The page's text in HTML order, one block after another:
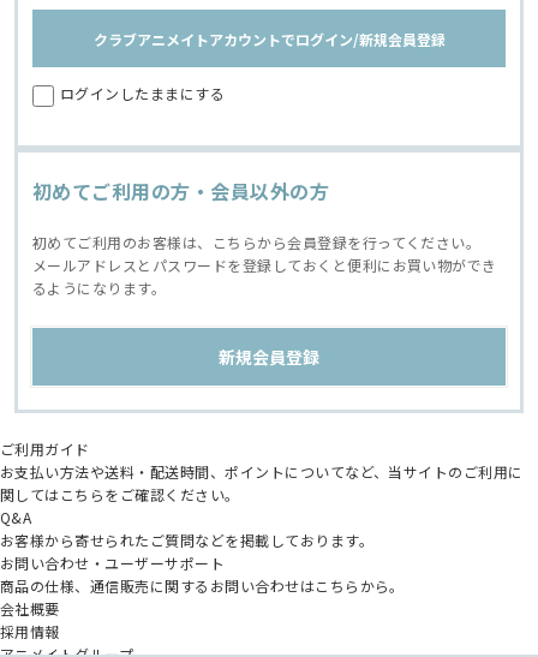
クラブアニメイトアカウントでログイン/新規会員登録
ログインしたままにする
初めてご利用の方・会員以外の方
初めてご利用のお客様は、こちらから会員登録を行ってください。
メールアドレスとパスワードを登録しておくと便利にお買い物ができ
るようになります。
ご利用ガイド
お支払い方法や送料・配送時間、ポイントについてなど、当サイトのご利用に
関してはこちらをご確認ください。
Q&A
お客様から寄せられたご質問などを掲載しております。
お問い合わせ・ユーザーサポート
商品の仕様、通信販売に関するお問い合わせはこちらから。
会社概要
採用情報